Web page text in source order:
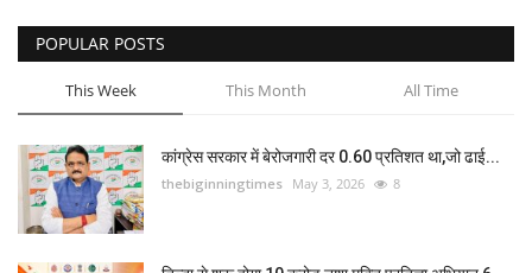
POPULAR POSTS
This Week This Month All Time
कांग्रेस सरकार में बेरोजगारी दर 0.60 प्रतिशत था,जो ढाई...
thebiginningtimes May 3, 2026 8